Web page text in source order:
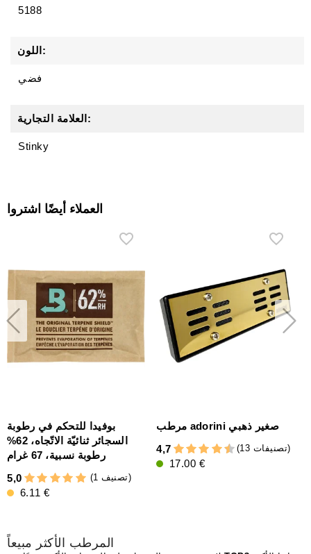
5188
اللون:
فضي
العلامة التجارية:
Stinky
العملاء أيضًا اشتروا
بوفيدا للتحكم في رطوبة
السجائر ثنائيّة الاتّجاه، 62%
رطوبة نسبية، 67 غرام
5,0
(1 تصنيف)
6.11 €
مرطب adorini صغير ذهبي
4,7
(13 تصنيفات)
17.00 €
المرطب الأكثر مبيعاً